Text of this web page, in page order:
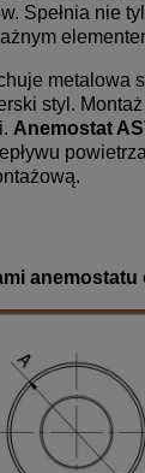
Spełnia nie
metalowa
styl.
Anemostat
anemostatu